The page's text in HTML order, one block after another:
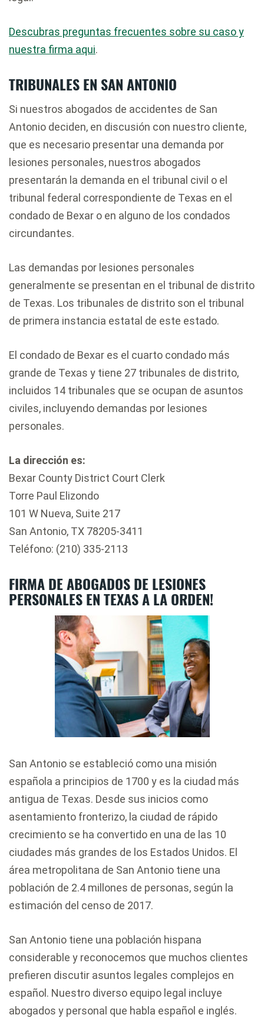
Descubras preguntas frecuentes sobre su caso y
nuestra firma aqui.
TRIBUNALES EN SAN ANTONIO
Si nuestros abogados de accidentes de San
Antonio deciden, en discusión con nuestro cliente,
que es necesario presentar una demanda por
lesiones personales, nuestros abogados
presentarán la demanda en el tribunal civil o el
tribunal federal correspondiente de Texas en el
condado de Bexar o en alguno de los condados
circundantes.
Las demandas por lesiones personales
generalmente se presentan en el tribunal de distrito
de Texas. Los tribunales de distrito son el tribunal
de primera instancia estatal de este estado.
El condado de Bexar es el cuarto condado más
grande de Texas y tiene 27 tribunales de distrito,
incluidos 14 tribunales que se ocupan de asuntos
civiles, incluyendo demandas por lesiones
personales.
La dirección es:
Bexar County District Court Clerk
Torre Paul Elizondo
101 W Nueva, Suite 217
San Antonio, TX 78205-3411
Teléfono: (210) 335-2113
FIRMA DE ABOGADOS DE LESIONES
PERSONALES EN TEXAS A LA ORDEN!
San Antonio se estableció como una misión
española a principios de 1700 y es la ciudad más
antigua de Texas. Desde sus inicios como
asentamiento fronterizo, la ciudad de rápido
crecimiento se ha convertido en una de las 10
ciudades más grandes de los Estados Unidos. El
área metropolitana de San Antonio tiene una
población de 2.4 millones de personas, según la
estimación del censo de 2017.
San Antonio tiene una población hispana
considerable y reconocemos que muchos clientes
prefieren discutir asuntos legales complejos en
español. Nuestro diverso equipo legal incluye
abogados y personal que habla español e inglés.